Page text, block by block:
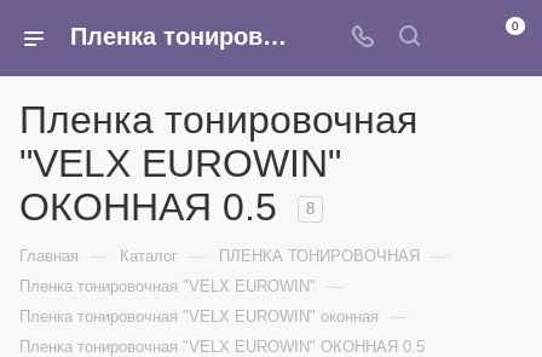
Пленка тонировочная оконная VELX EUROWIN треугольник - купить оптом в интернет-магазине Армина 0
Пленка тонировочная
"VELX EUROWIN"
ОКОННАЯ 0.5
8
Главная — Каталог — ПЛЕНКА ТОНИРОВОЧНАЯ —
Пленка тонировочная "VELX EUROWIN" —
Пленка тонировочная "VELX EUROWIN" оконная —
Пленка тонировочная "VELX EUROWIN" ОКОННАЯ 0.5